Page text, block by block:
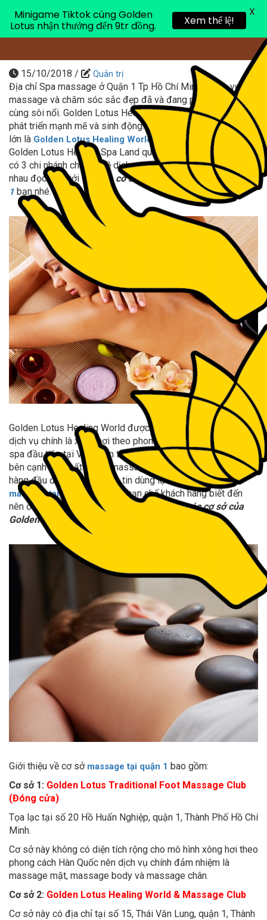
15/10/2018 / Quản trị
Địa chỉ Spa massage ở Quận 1 Tp Hồ Chí Minh –
Dịch vụ
massage và chăm sóc sắc đẹp đã và đang phát triển vô
cùng sôi nổi. Golden Lotus Healing World cũng theo đó mà
phát triển mạnh mẽ và sinh động. được biết đến với 2 spa
lớn là Golden Lotus Healing WorldWorld ở quận 3 và
Golden Lotus Healing Spa Land quận 7 thì tại quận 1, cũng
có 3 chi nhánh chuyên về dịch vụ massage, chúng ta cùng
nhau đọc bài giới thiệu vềcơ sở spa Golden LotusSpa quận
1 bạn nhé.
Golden Lotus Healing World được biết đến rộng rãi với 2
dịch vụ chính là xông hơi theo phong cách Hàn Quốc, cũng là
spa đầu tiên tại Việt Nam triển khai mô hình xông hơi này,
bên cạnh đó, chất lượng massage tại đây cũng là dịch vụ
hàng đầu được khách hàng tin dùng lựa chọn. các cơ sở
massage tại quận 1vẫn còn hạn chế khách hàng biết đến
nên ở bài viết này. Ta cùng nhau tìm hiểu vềcác cơ sở của
Golden Lotusspa massage quận 1
Giới thiệu về cơ sởmassage tại quận 1 bao gồm:
Cơ sở 1: Golden Lotus Traditional Foot Massage Club
(Đóng cửa)
Tọa lạc tại số 20 Hồ Huấn Nghiệp, quận 1, Thành Phố Hồ Chí
Minh.
Cơ sở này không có diện tích rộng cho mô hình xông hơi theo
phong cách Hàn Quốc nên dịch vụ chính đảm nhiệm là
massage mặt, massage body và massage chân.
Cơ sở 2: Golden Lotus Healing World & Massage Club
Cơ sở này có địa chỉ tại số 15, Thái Văn Lung, quận 1, Thành
Minigame Tiktok cùng Golden
Lotus nhận thưởng đến 9tr đồng.
Xem thể lệ!
X